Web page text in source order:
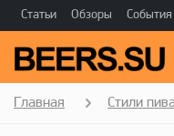
Статьи Обзоры События
Главная Стили пива